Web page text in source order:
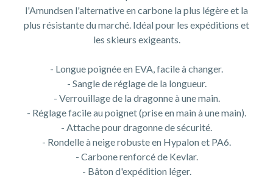
l'Amundsen l'alternative en carbone la plus légère et la
plus résistante du marché. Idéal pour les expéditions et
les skieurs exigeants.
- Longue poignée en EVA, facile à changer.
- Sangle de réglage de la longueur.
- Verrouillage de la dragonne à une main.
- Réglage facile au poignet (prise en main à une main).
- Attache pour dragonne de sécurité.
- Rondelle à neige robuste en Hypalon et PA6.
- Carbone renforcé de Kevlar.
- Bâton d'expédition léger.